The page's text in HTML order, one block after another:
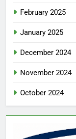
February 2025
January 2025
December 2024
November 2024
October 2024